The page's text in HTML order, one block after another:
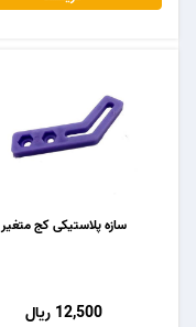
سازه پلاستیکی کج متغیر
12,500 ریال